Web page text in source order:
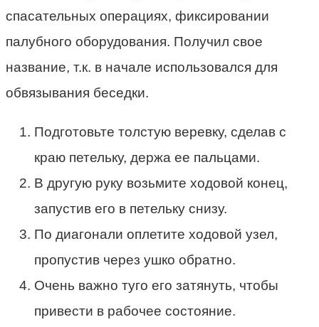
спасательных операциях, фиксировании
палубного оборудования. Получил свое
название, т.к. в начале использовался для
обвязывания беседки.
Подготовьте толстую веревку, сделав с
краю петельку, держа ее пальцами.
В другую руку возьмите ходовой конец,
запустив его в петельку снизу.
По диагонали оплетите ходовой узел,
пропустив через ушко обратно.
Очень важно туго его затянуть, чтобы
привести в рабочее состояние.